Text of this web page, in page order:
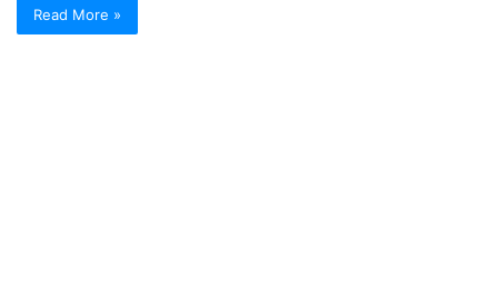
Read More »